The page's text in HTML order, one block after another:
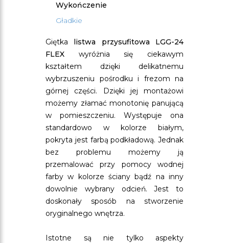
Wykończenie
Gładkie
Giętka listwa przysufitowa LGG-24
FLEX wyróżnia się ciekawym
kształtem dzięki delikatnemu
wybrzuszeniu pośrodku i frezom na
górnej części. Dzięki jej montażowi
możemy złamać monotonię panującą
w pomieszczeniu. Występuje ona
standardowo w kolorze białym,
pokryta jest farbą podkładową. Jednak
bez problemu możemy ją
przemalować przy pomocy wodnej
farby w kolorze ściany bądź na inny
dowolnie wybrany odcień. Jest to
doskonały sposób na stworzenie
oryginalnego wnętrza.
Istotne są nie tylko aspekty